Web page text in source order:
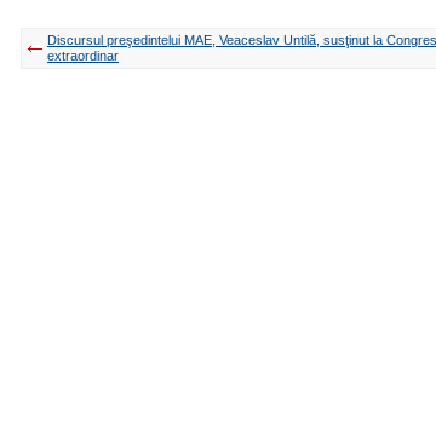
Discursul preşedintelui MAE, Veaceslav Untilă, susţinut la
extraordinar